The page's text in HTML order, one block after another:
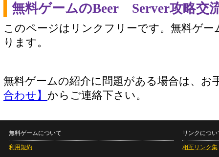
無料ゲームのBeer Server攻略交
このページはリンクフリーです。無料ゲー
ります。
無料ゲームの紹介に問題がある場合は、お
合わせ】 からご連絡下さい。
無料ゲームについて
利用規約
リンクについ
相互リンク集